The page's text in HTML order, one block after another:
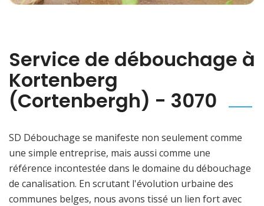
Service de débouchage à
Kortenberg
(Cortenbergh) - 3070
SD Débouchage se manifeste non seulement comme
une simple entreprise, mais aussi comme une
référence incontestée dans le domaine du débouchage
de canalisation. En scrutant l'évolution urbaine des
communes belges, nous avons tissé un lien fort avec